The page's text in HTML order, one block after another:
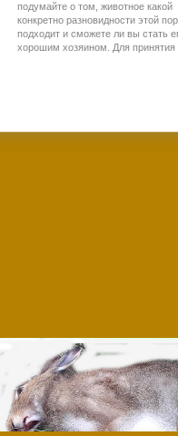
подумайте о том, животное какой
конкретно разновидности этой
подходит и сможете ли вы стать
хорошим хозяином. Для принятия